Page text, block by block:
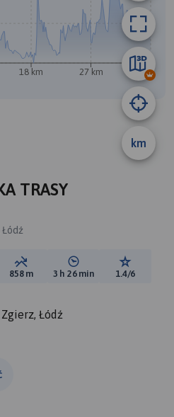
km
18 km 27 km 36 km
TRASY
Łódź
Suma spadków:
858 m Średni czas potrzebny
3 h 26 min Ocena
1.4/6
Łódź